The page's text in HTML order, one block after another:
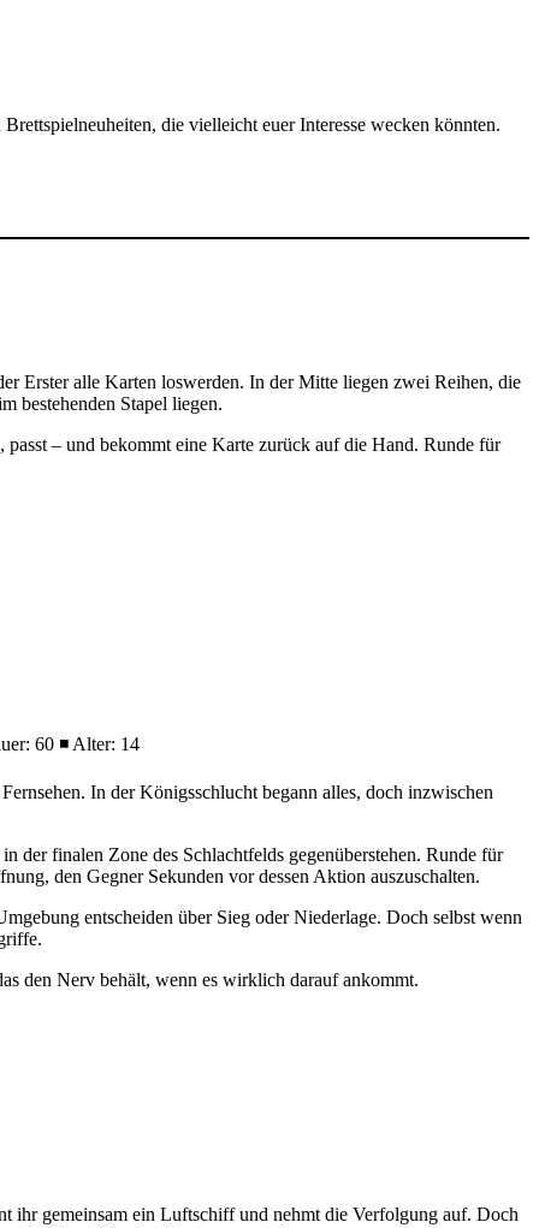
die vielleicht euer Interesse wecken könnten.
Erster alle Karten loswerden. In der Mitte liegen zwei Reihen, die
bestehenden Stapel liegen.
– und bekommt eine Karte zurück auf die Hand. Runde für
60 ◾ Alter: 14
In der Königsschlucht begann alles, doch inzwischen
der finalen Zone des Schlachtfelds gegenüberstehen. Runde für
den Gegner Sekunden vor dessen Aktion auszuschalten.
entscheiden über Sieg oder Niederlage. Doch selbst wenn
den Nerv behält, wenn es wirklich darauf ankommt.
ihr gemeinsam ein Luftschiff und nehmt die Verfolgung auf. Doch